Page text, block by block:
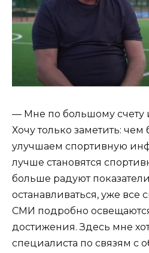
— Мне по большому счету
Хочу только заметить:
улучшаем спортивную
лучше становятся
больше радуют
останавливаться, уже все
СМИ подробно
достижения. Здесь мне
специалиста по связям с